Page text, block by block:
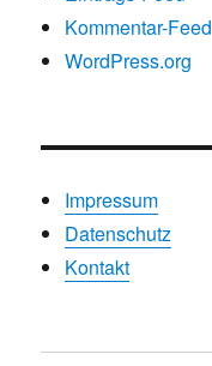
Kommentar-Feed
WordPress.org
Impressum
Datenschutz
Kontakt